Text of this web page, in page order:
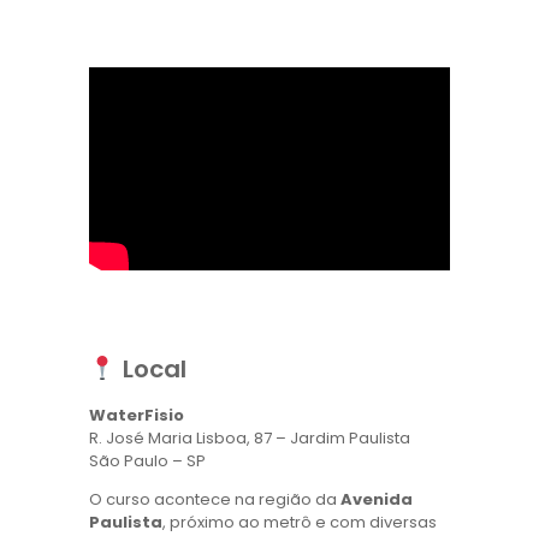
Local
WaterFisio
R. José Maria Lisboa, 87 – Jardim Paulista
São Paulo – SP
O curso acontece na região da Avenida
Paulista, próximo ao metrô e com diversas